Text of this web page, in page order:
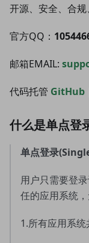
开源、安全、合规
官方QQ：
邮箱EMAIL:
代码托管 GitHub
什么是单点登
单点登录
用户只需要登
任的应用系统
1.所有应用系